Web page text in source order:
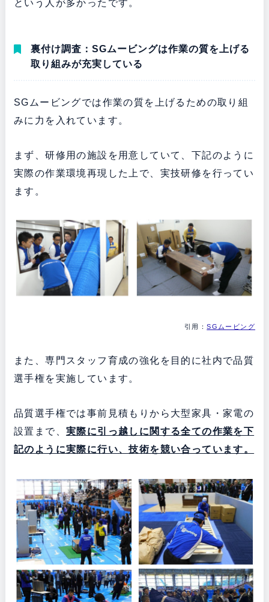
という人が多かったです。
裏付け調査：SGムービングは作業の質を上げる
取り組みが充実している
SGムービングでは作業の質を上げるための取り組
みに力を入れています。
まず、研修用の施設を用意していて、下記のように
実際の作業環境再現した上で、実技研修を行ってい
ます。
引用：SGムービング
また、専門スタッフ育成の強化を目的に社内で品質
選手権を実施しています。
品質選手権では事前見積もりから大型家具・家電の
設置まで、 実際に引っ越しに関する全ての作業を下
記のように実際に行い、技術を競い合っています。